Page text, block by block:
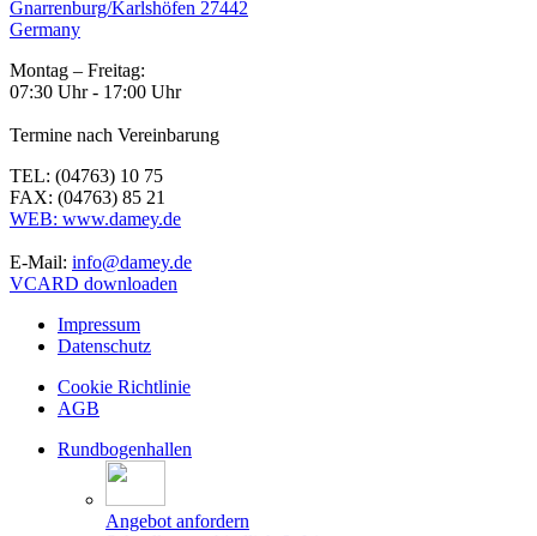
Gnarrenburg/Karlshöfen 27442
Germany
Montag – Freitag:
07:30 Uhr - 17:00 Uhr
Termine nach Vereinbarung
TEL: (04763) 10 75
FAX: (04763) 85 21
WEB: www.damey.de
E-Mail: info@damey.de
VCARD downloaden
Impressum
Datenschutz
Cookie Richtlinie
AGB
Rundbogenhallen
Angebot anfordern